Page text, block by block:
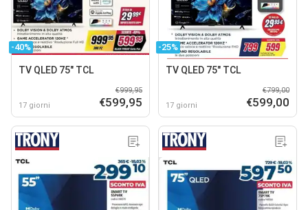
-40%
TV QLED 75" TCL
17 giorni
€999,95
€599,95
-25%
TV QLED 75" TCL
17 giorni
€799,00
€599,00